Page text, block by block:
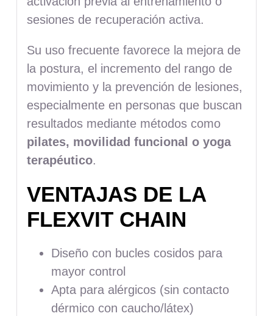
sesiones de recuperación activa.
Su uso frecuente favorece la mejora de
la postura, el incremento del rango de
movimiento y la prevención de lesiones,
especialmente en personas que buscan
resultados mediante métodos como
pilates, movilidad funcional o yoga
terapéutico.
VENTAJAS DE LA
FLEXVIT CHAIN
Diseño con bucles cosidos para
mayor control
Apta para alérgicos (sin contacto
dérmico con caucho/látex)